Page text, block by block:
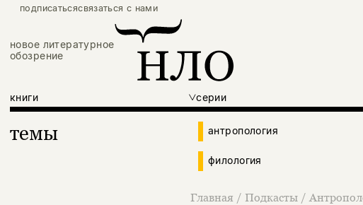
подписатьсясвязаться с нами
новое литературное
обозрение
книги серии
темы антропология
филология
Главная / Подкасты /